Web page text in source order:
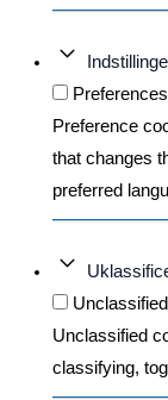
Preferences
Preference
that changes
preferred
Unclassified
Unclassified
classifying,